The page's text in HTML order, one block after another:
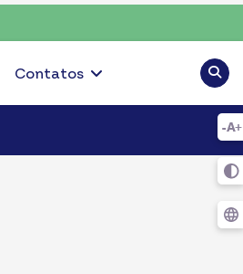
Contatos